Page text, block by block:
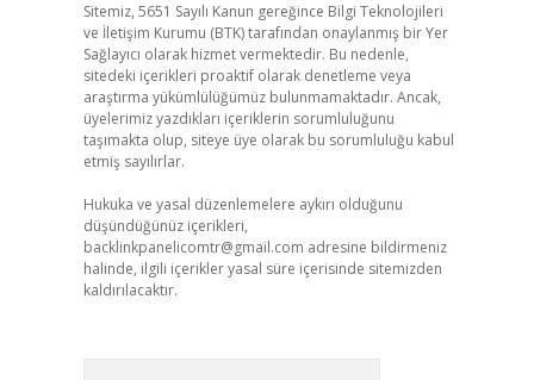
Sitemiz, 5651 Sayılı Kanun gereğince Bilgi Teknolojileri
ve İletişim Kurumu (BTK) tarafından onaylanmış bir Yer
Sağlayıcı olarak hizmet vermektedir. Bu nedenle,
sitedeki içerikleri proaktif olarak denetleme veya
araştırma yükümlülüğümüz bulunmamaktadır. Ancak,
üyelerimiz yazdıkları içeriklerin sorumluluğunu
taşımakta olup, siteye üye olarak bu sorumluluğu kabul
etmiş sayılırlar.
Hukuka ve yasal düzenlemelere aykırı olduğunu
düşündüğünüz içerikleri,
backlinkpanelicomtr@gmail.com adresine bildirmeniz
halinde, ilgili içerikler yasal süre içerisinde sitemizden
kaldırılacaktır.